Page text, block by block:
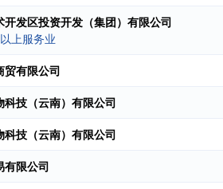
开发区投资开发（集团）有限公司
上服务业
贸有限公司
科技（云南）有限公司
科技（云南）有限公司
有限公司